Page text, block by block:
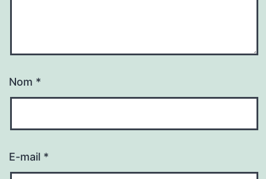
Nom *
E-mail *